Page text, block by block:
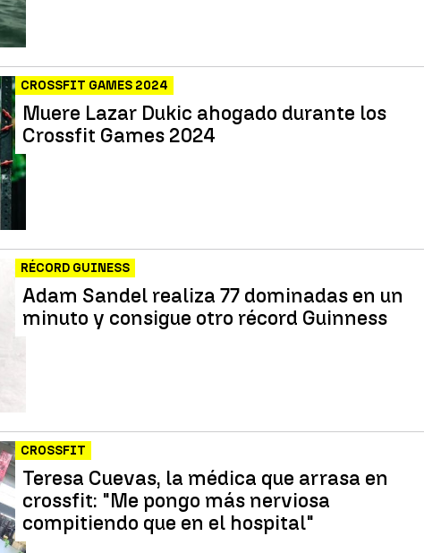
CROSSFIT GAMES 2024
Muere Lazar Dukic ahogado durante los
Crossfit Games 2024
RÉCORD GUINESS
Adam Sandel realiza 77 dominadas en un
minuto y consigue otro récord Guinness
CROSSFIT
Teresa Cuevas, la médica que arrasa en
crossfit: "Me pongo más nerviosa
compitiendo que en el hospital"